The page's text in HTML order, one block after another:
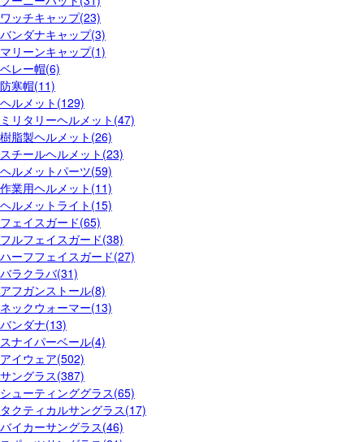
ワッチキャップ(23)
バンダナキャップ(3)
マリーンキャップ(1)
ベレー帽(6)
防寒帽(11)
ヘルメット(129)
ミリタリーヘルメット(47)
樹脂製ヘルメット(26)
スチールヘルメット(23)
ヘルメットパーツ(59)
作業用ヘルメット(11)
ヘルメットライト(15)
フェイスガード(65)
フルフェイスガード(38)
ハーフフェイスガード(27)
バラクラバ(31)
アフガンストール(8)
ネックウォーマー(13)
バンダナ(13)
スナイパーベール(4)
アイウェア(502)
サングラス(387)
シューティンググラス(65)
タクティカルサングラス(17)
バイカーサングラス(46)